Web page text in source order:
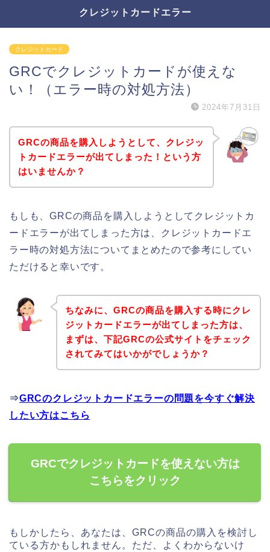
クレジットカードエラー
クレジットカード
GRCでクレジットカードが使えな
い！（エラー時の対処方法）
2024年7月31日
GRCの商品を購入しようとして、クレジッ
トカードエラーが出てしまった！という方
はいませんか？
もしも、GRCの商品を購入しようとしてクレジットカ
ードエラーが出てしまった方は、クレジットカードエ
ラー時の対処方法についてまとめたので参考にしてい
ただけると幸いです。
ちなみに、GRCの商品を購入する時にクレ
ジットカードエラーが出てしまった方は、
まずは、下記GRCの公式サイトをチェック
されてみてはいかがでしょうか？
⇒GRCのクレジットカードエラーの問題を今すぐ解決
したい方はこちら
GRCでクレジットカードを使えない方は
こちらをクリック
もしかしたら、あなたは、GRCの商品の購入を検討し
ている方かもしれません。ただ、よくわからないけ